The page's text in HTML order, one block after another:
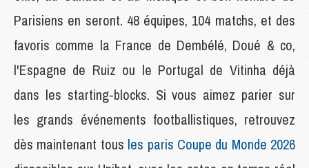
Parisiens en seront. 48 équipes, 104 matchs, et des
favoris comme la France de Dembélé, Doué & co,
l'Espagne de Ruiz ou le Portugal de Vitinha déjà
dans les starting-blocks. Si vous aimez parier sur
les grands événements footballistiques, retrouvez
dès maintenant tous les paris Coupe du Monde 2026